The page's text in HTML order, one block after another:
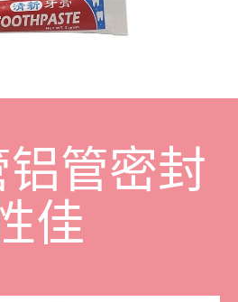
管密封
佳